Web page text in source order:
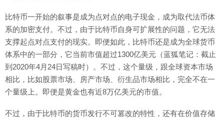
比特币一开始的叙事是成为点对点的电子现金，成为取代法币体
系的加密支付。不过，由于比特币自身可扩展性的问题，它无法
支撑起点对点支付的现实。即便如此，比特币还是成为全球货币
体系中的一部分，它当前市值超过1300亿美元（蓝狐笔记：截止
到2020年4月24日写稿时）。不过，这个量级，跟全球资本市场
相比，比如股票市场、房产市场、衍生品市场相比，完全不在一
个量级上。即便是黄金也有近8万亿美元的市值。
不过，由于比特币的货币发行不可篡改的特性，还有在价值存储